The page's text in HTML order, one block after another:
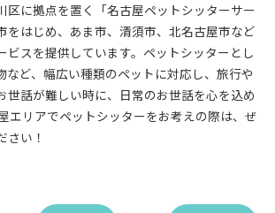
区に拠点を置く「名古屋ペットシッターサー
をはじめ、あま市、清須市、北名古屋市など
ビスを提供しています。ペットシッターとし
など、幅広い種類のペットに対応し、旅行や
世話が難しい時に、日常のお世話を心を込め
エリアでペットシッターをお考えの際は、ぜ
さい！